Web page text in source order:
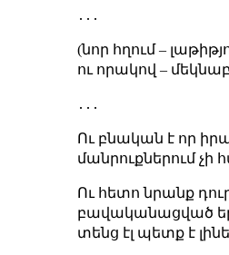
․․․
(նոր հղում –
ու որակով –
․․․
Ու բնական է որ
մանրուքներում չի
Ու հետո նրանք
բավականացված
տենց էլ պետք է